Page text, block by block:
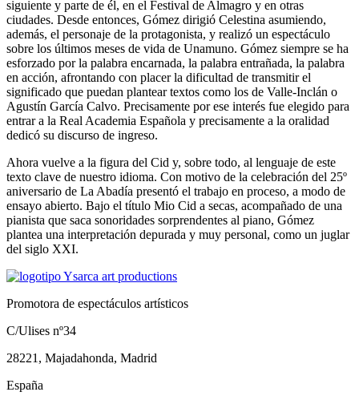
siguiente y parte de él, en el Festival de Almagro y en otras
ciudades. Desde entonces, Gómez dirigió Celestina asumiendo,
además, el personaje de la protagonista, y realizó un espectáculo
sobre los últimos meses de vida de Unamuno. Gómez siempre se ha
esforzado por la palabra encarnada, la palabra entrañada, la palabra
en acción, afrontando con placer la dificultad de transmitir el
significado que puedan plantear textos como los de Valle-Inclán o
Agustín García Calvo. Precisamente por ese interés fue elegido para
entrar a la Real Academia Española y precisamente a la oralidad
dedicó su discurso de ingreso.
Ahora vuelve a la figura del Cid y, sobre todo, al lenguaje de este
texto clave de nuestro idioma. Con motivo de la celebración del 25º
aniversario de La Abadía presentó el trabajo en proceso, a modo de
ensayo abierto. Bajo el título Mio Cid a secas, acompañado de una
pianista que saca sonoridades sorprendentes al piano, Gómez
plantea una interpretación depurada y muy personal, como un juglar
del siglo XXI.
Promotora de espectáculos artísticos
C/Ulises nº34
28221, Majadahonda, Madrid
España